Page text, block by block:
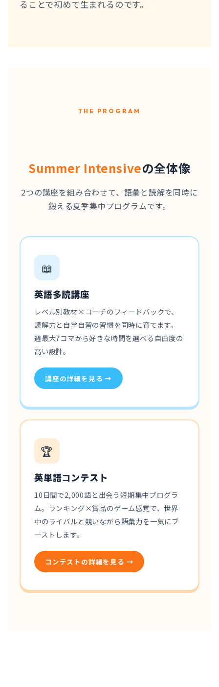
ることで初めて生まれるのです。
THE PROGRAM
Summer Intensiveの全体像
2つの講座を組み合わせて、語彙と読解を同時に
鍛える夏季集中プログラムです。
📖
英語多読講座
レベル別教材×コーチのフィードバックで、
読解力と自学自習の習慣を同時に育てます。
週最大7コマから好きな時間を選べる自由度の
高い設計。
講座の詳細を見る →
🏆
英単語コンテスト
10日間で2,000語と出会う短期集中プログラ
ム。ランキング×賞品のゲーム感覚で、世界
中のライバルと競いながら語彙力を一気にブ
ーストします。
コンテストの詳細を見る →